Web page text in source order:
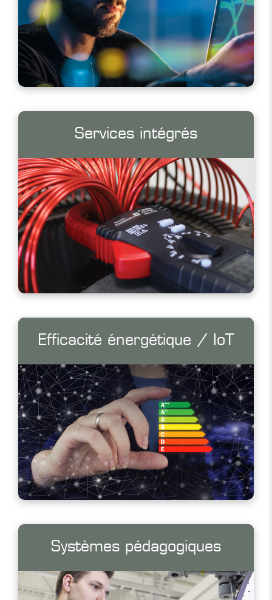
Services intégrés
Efficacité énergétique / IoT
Systèmes pédagogiques